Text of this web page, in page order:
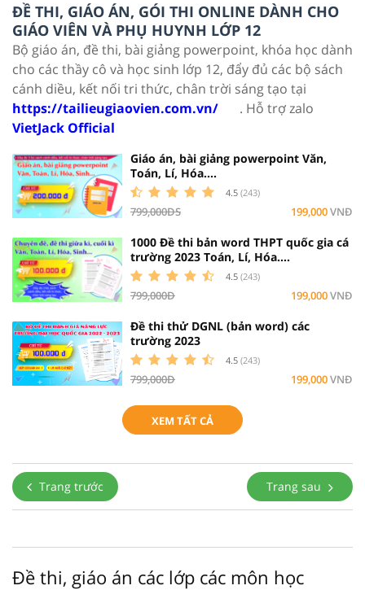
ĐỀ THI, GIÁO ÁN, GÓI THI ONLINE DÀNH CHO
GIÁO VIÊN VÀ PHỤ HUYNH LỚP 12
Bộ giáo án, đề thi, bài giảng powerpoint, khóa học dành
cho các thầy cô và học sinh lớp 12, đẩy đủ các bộ sách
cánh diều, kết nối tri thức, chân trời sáng tạo tại
https://tailieugiaovien.com.vn/
. Hỗ trợ zalo
VietJack Official
Giáo án, bài giảng powerpoint Văn,
Toán, Lí, Hóa....
4.5 (243)
799,000ĐS 199,000VNĐ
1000 Đề thi bản word THPT quốc gia cá
trường 2023 Toán, Lí, Hóa....
4.5 (243)
799,000Đ 199,000VNĐ
Đề thi thử DGNL (bản word) các
trường 2023
4.5 (243)
799,000Đ 199,000VNĐ
XEM TẤT CẢ
Trang trước Trang sau
Đề thi, giáo án các lớp các môn học